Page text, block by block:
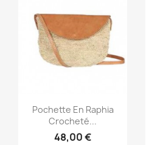
Aperçu rapide
Pochette En Raphia
Crocheté...
48,00 €